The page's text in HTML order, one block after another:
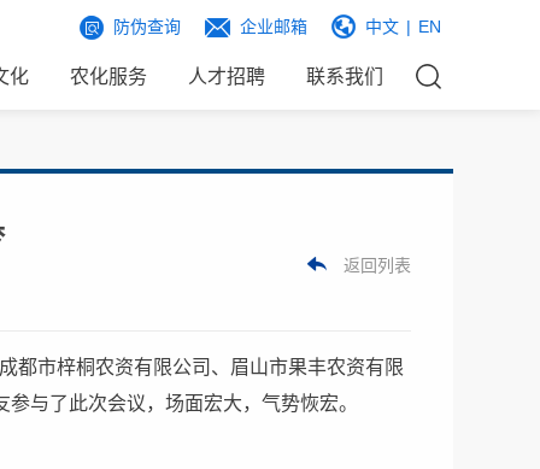
防伪查询 企业邮箱 中文 | EN
化 农化服务 人才招聘 联系我们
返回列表
都市梓桐农资有限公司、眉山市果丰农资有限
与了此次会议，场面宏大，气势恢宏。